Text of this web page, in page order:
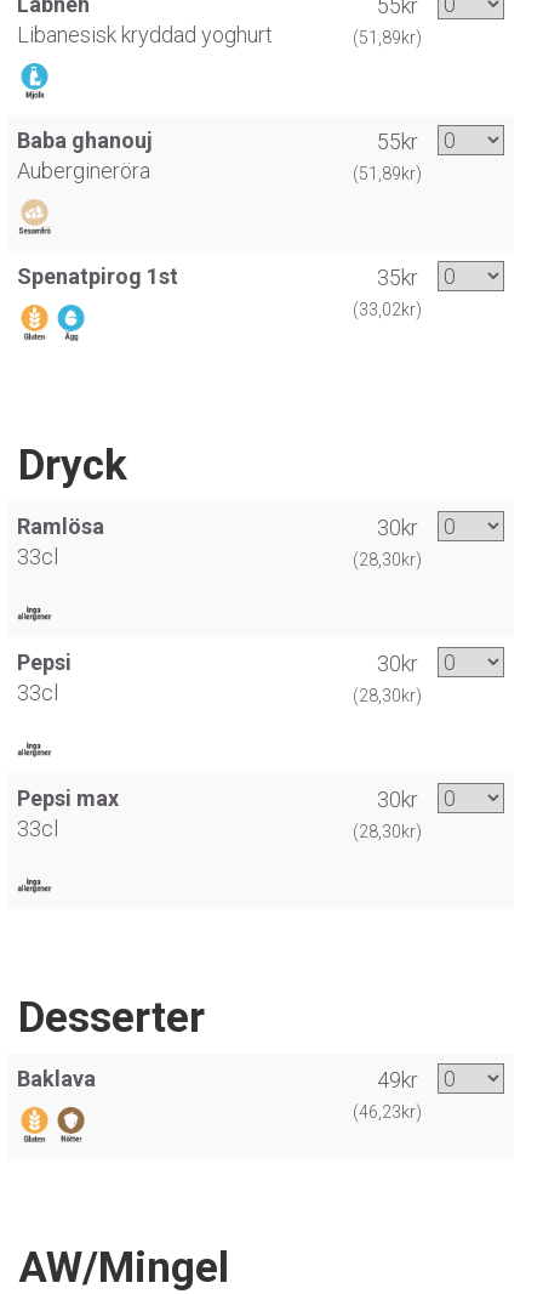
Libanesisk kryddad yoghurt
55kr
(51,89kr)
Baba ghanouj
Aubergineröra
55kr
(51,89kr)
Spenatpirog 1st 35kr
(33,02kr)
Dryck
Ramlösa
33cl
30kr
(28,30kr)
Pepsi
33cl
30kr
(28,30kr)
Pepsi max
33cl
30kr
(28,30kr)
Desserter
Baklava 49kr
(46,23kr)
AW/Mingel